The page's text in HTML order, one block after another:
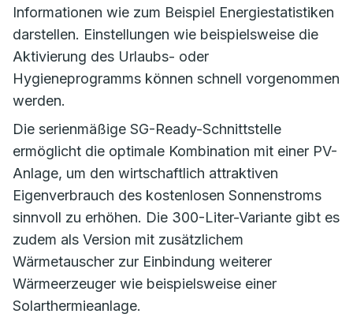
Informationen wie zum Beispiel Energiestatistiken
darstellen. Einstellungen wie beispielsweise die
Aktivierung des Urlaubs- oder
Hygieneprogramms können schnell vorgenommen
werden.
Die serienmäßige SG-Ready-Schnittstelle
ermöglicht die optimale Kombination mit einer PV-
Anlage, um den wirtschaftlich attraktiven
Eigenverbrauch des kostenlosen Sonnenstroms
sinnvoll zu erhöhen. Die 300-Liter-Variante gibt es
zudem als Version mit zusätzlichem
Wärmetauscher zur Einbindung weiterer
Wärmeerzeuger wie beispielsweise einer
Solarthermieanlage.